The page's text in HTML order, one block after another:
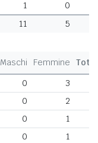
1
0
11 5
Maschi Femmine
0
3
0
2
0
1
0 1